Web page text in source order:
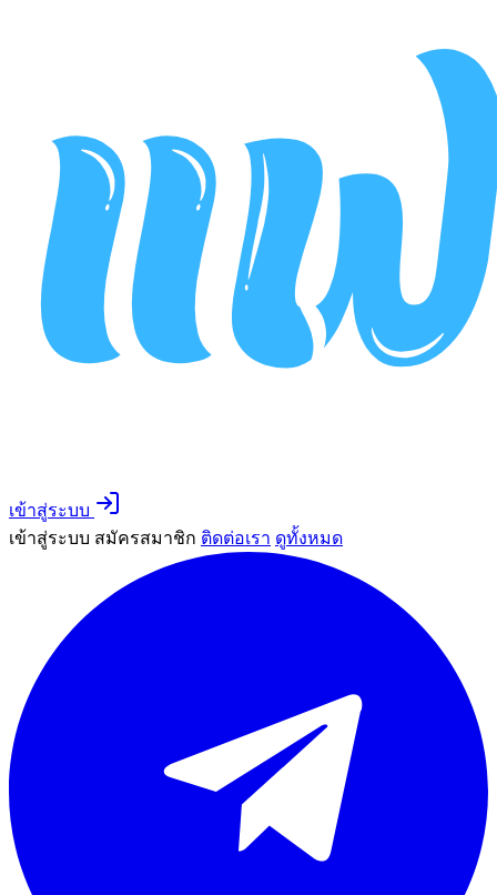
เข้าสู่ระบบ
เข้าสู่ระบบ สมัครสมาชิก ติดต่อเรา ดูทั้งหมด